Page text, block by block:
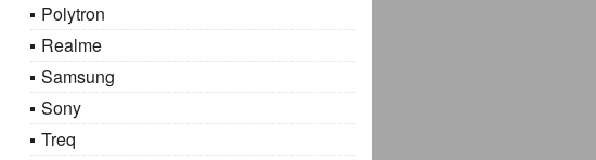
Polytron
Realme
Samsung
Sony
Treq